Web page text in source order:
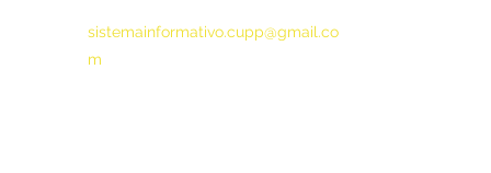
sistemainformativo.cupp@gmail.co
m